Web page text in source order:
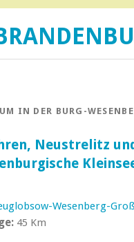
IN DER BURG-
Neustrelitz
Wesenberg-
45 Km